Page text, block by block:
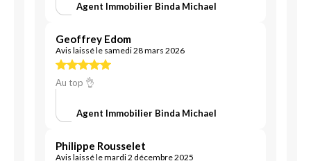
Agent Immobilier Binda Michael
Geoffrey Edom
Avis laissé le samedi 28 mars 2026
Au top 👌
Agent Immobilier Binda Michael
Philippe Rousselet
Avis laissé le mardi 2 décembre 2025